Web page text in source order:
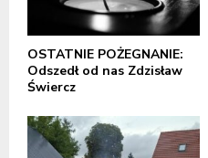
OSTATNIE POŻEGNANIE:
Odszedł od nas Zdzisław
Świercz